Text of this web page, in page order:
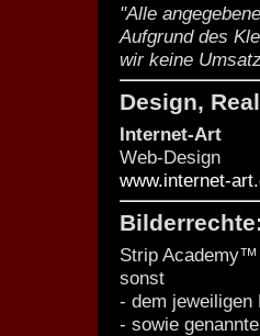
"Alle
Aufgrund des
wir keine
Design,
Internet-Art
Web-Design
www.internet-
Strip Academy™
sonst
- dem jeweiligen
- sowie